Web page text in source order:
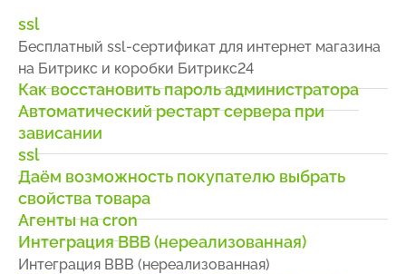
ssl
Бесплатный ssl-сертификат для интернет магазина
на Битрикс и коробки Битрикс24
Как восстановить пароль администратора
Автоматический рестарт сервера при
зависании
ssl
Даём возможность покупателю выбрать
свойства товара
Агенты на cron
Интеграция BBB (нереализованная)
Интеграция BBB (нереализованная)